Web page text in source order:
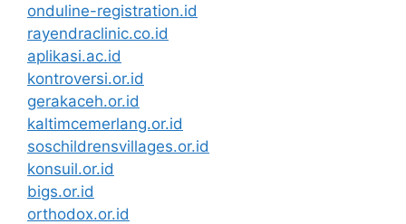
onduline-registration.id
rayendraclinic.co.id
aplikasi.ac.id
kontroversi.or.id
gerakaceh.or.id
kaltimcemerlang.or.id
soschildrensvillages.or.id
konsuil.or.id
bigs.or.id
orthodox.or.id